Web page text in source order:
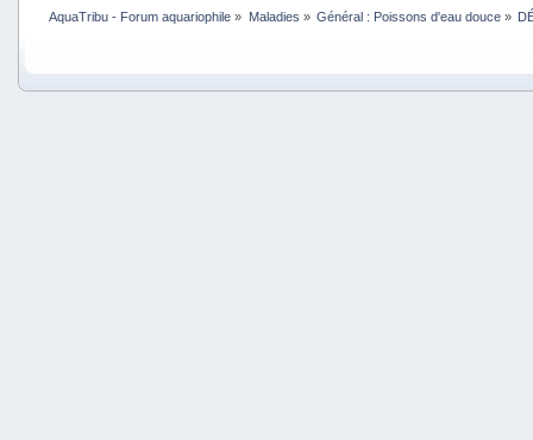
AquaTribu - Forum aquariophile » Maladies » Général : Poissons d'eau douce»